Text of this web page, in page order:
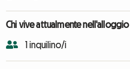
Chi vive attualmente nell'alloggio
1 inquilino/i